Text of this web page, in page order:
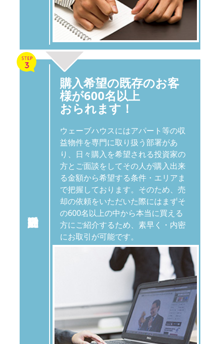
購入希望の既存のお客
様が600名以上
おられます！
ウェーブハウスにはアパート等の収
益物件を専門に取り扱う部署があ
り、日々購入を希望される投資家の
方とご面談をしてその人が購入出来
る金額から希望する条件・エリアま
で把握しております。そのため、売
却の依頼をいただいた際にはまずそ
の600名以上の中から本当に買える
方にご紹介するため、素早く・内密
にお取引が可能です。